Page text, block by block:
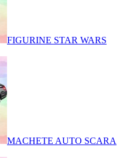
FIGURINE STAR WARS
MACHETE AUTO SCARA